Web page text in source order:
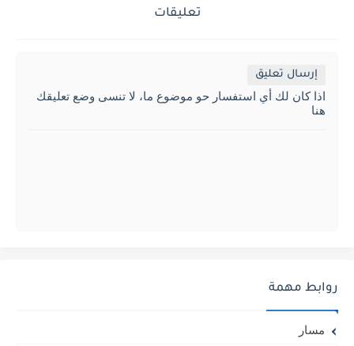
تعليقات
إرسال تعليق
اذا كان لك أي استفسار حو موضوع ما، لا تنسى وضع تعليقك
هنا
روابط مهمة
مسار